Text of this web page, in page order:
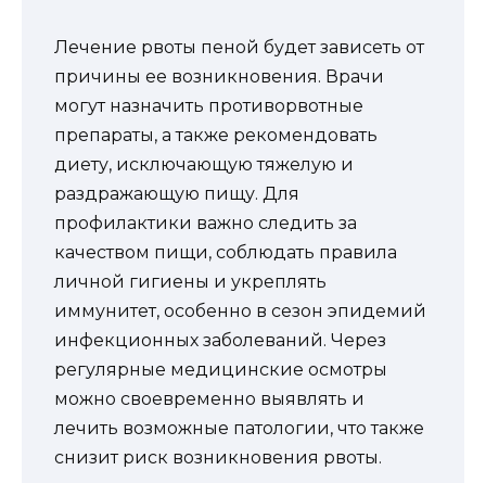
Лечение рвоты пеной будет зависеть от
причины ее возникновения. Врачи
могут назначить противорвотные
препараты, а также рекомендовать
диету, исключающую тяжелую и
раздражающую пищу. Для
профилактики важно следить за
качеством пищи, соблюдать правила
личной гигиены и укреплять
иммунитет, особенно в сезон эпидемий
инфекционных заболеваний. Через
регулярные медицинские осмотры
можно своевременно выявлять и
лечить возможные патологии, что также
снизит риск возникновения рвоты.